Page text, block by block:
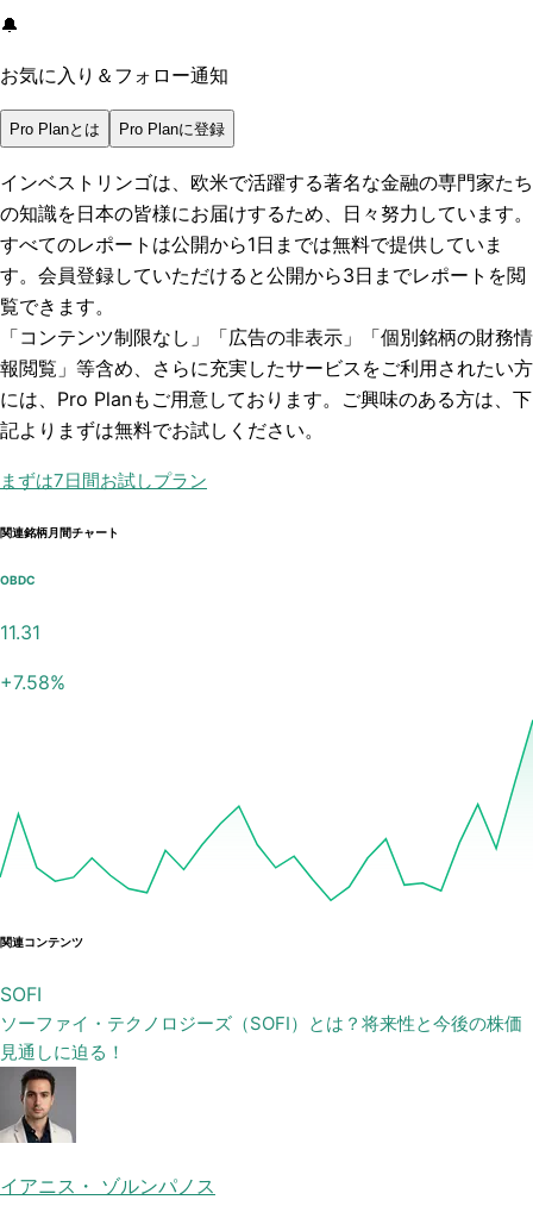
🔔
お気に入り＆フォロー通知
Pro Planとは Pro Planに登録
インベストリンゴは、欧米で活躍する著名な金融の専門家たち
の知識を日本の皆様にお届けするため、日々努力しています。
すべてのレポートは公開から1日までは無料で提供していま
す。会員登録していただけると公開から3日までレポートを閲
覧できます。
「コンテンツ制限なし」「広告の非表示」「個別銘柄の財務情
報閲覧」 等含め、さらに充実したサービスをご利用されたい方
には、Pro Planもご用意しております。ご興味のある方は、下
記よりまずは無料でお試しください。
まずは7日間お試しプラン
関連銘柄月間チャート
OBDC
11.31
+7.58%
関連コンテンツ
SOFI
ソーファイ・テクノロジーズ（SOFI）とは？将来性と今後の株価
見通しに迫る！
イアニス・ ゾルンパノス